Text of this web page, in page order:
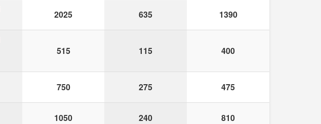
2025 635 1390
515 115 400
750 275 475
1050 240 810